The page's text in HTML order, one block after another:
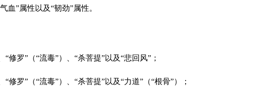
血”属性以及“韧劲”属性。
修罗”（“流毒”）、“杀菩提”以及“悲回风”；
修罗”（“流毒”）、“杀菩提”以及“力道”（“根骨”）；